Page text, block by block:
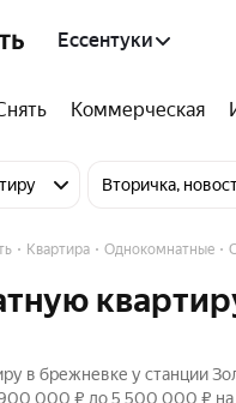
Ессентуки
Коммерческая
Вторичка,
Квартира Однокомнатные
в брежневке у станции
000 ₽ до 5 500 000 ₽